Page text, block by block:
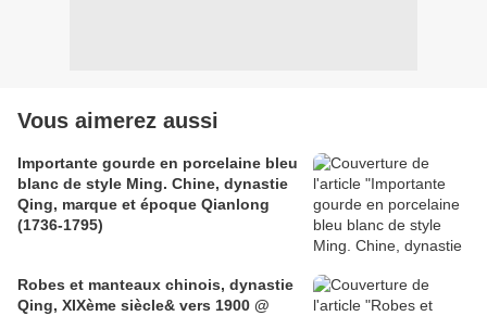
Vous aimerez aussi
Importante gourde en porcelaine bleu
blanc de style Ming. Chine, dynastie
Qing, marque et époque Qianlong
(1736-1795)
Robes et manteaux chinois, dynastie
Qing, XIXème siècle& vers 1900 @